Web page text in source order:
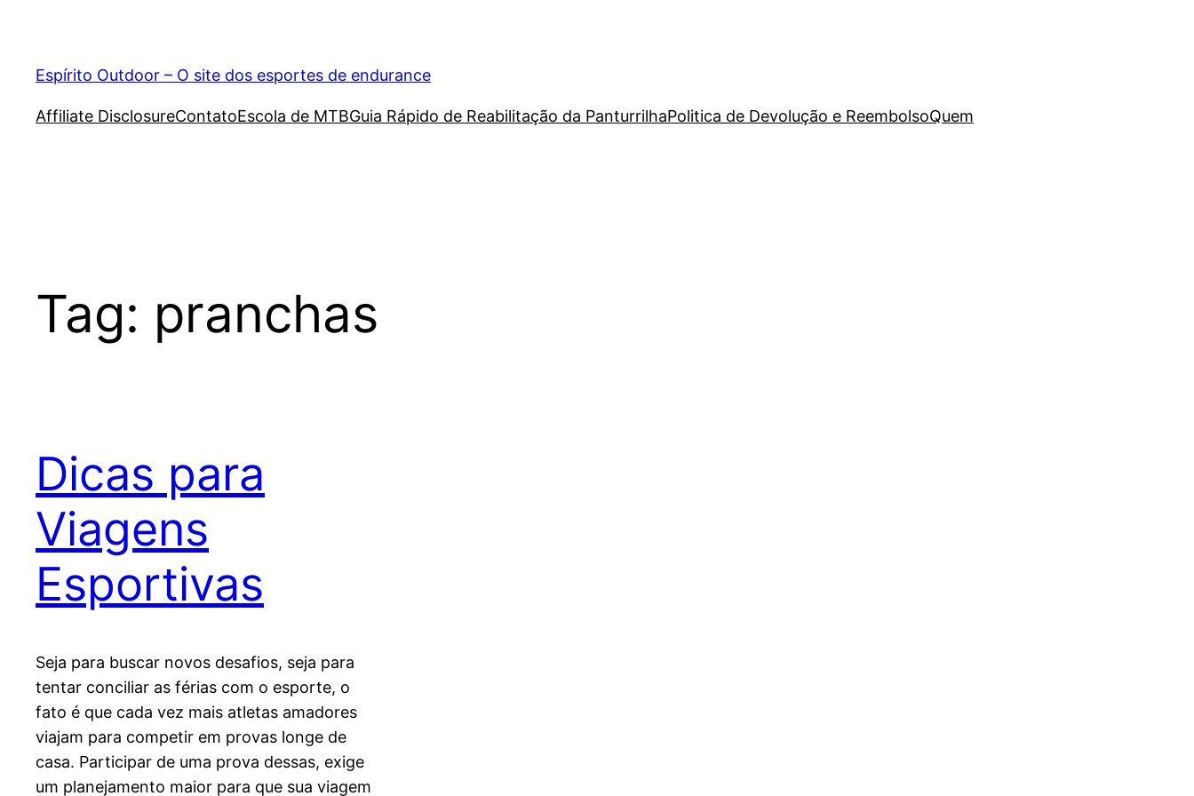
Espírito Outdoor – O site dos esportes de endurance
Affiliate DisclosureContatoEscola de MTBGuia Rápido de Reabilitação da PanturrilhaPolitica de Devolução e ReembolsoQuem
Tag: pranchas
Dicas para
Viagens
Esportivas
Seja para buscar novos desafios, seja para
tentar conciliar as férias com o esporte, o
fato é que cada vez mais atletas amadores
viajam para competir em provas longe de
casa. Participar de uma prova dessas, exige
um planejamento maior para que sua viagem